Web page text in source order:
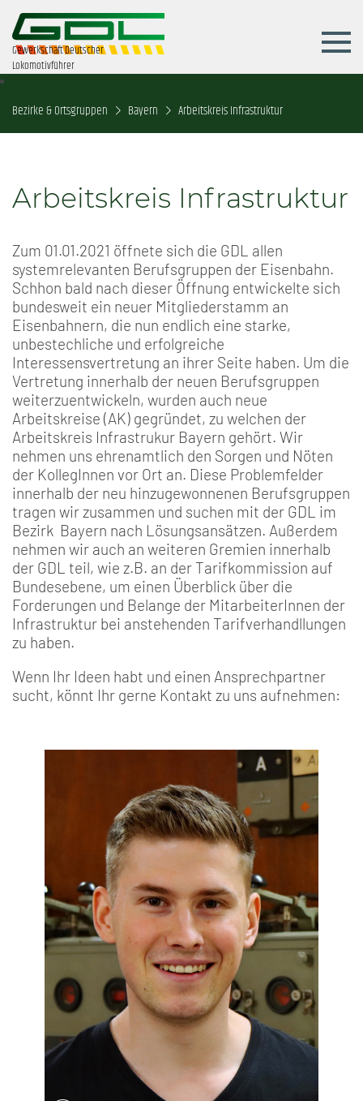
Gewerkschaft Deutscher
Lokomotivführer
Bezirke & Ortsgruppen Bayern Arbeitskreis Infrastruktur
Arbeitskreis Infrastruktur
Zum 01.01.2021 öffnete sich die GDL allen
systemrelevanten Berufsgruppen der Eisenbahn.
Schhon bald nach dieser Öffnung entwickelte sich
bundesweit ein neuer Mitgliederstamm an
Eisenbahnern, die nun endlich eine starke,
unbestechliche und erfolgreiche
Interessensvertretung an ihrer Seite haben. Um die
Vertretung innerhalb der neuen Berufsgruppen
weiterzuentwickeln, wurden auch neue
Arbeitskreise (AK) gegründet, zu welchen der
Arbeitskreis Infrastrukur Bayern gehört. Wir
nehmen uns ehrenamtlich den Sorgen und Nöten
der KollegInnen vor Ort an. Diese Problemfelder
innerhalb der neu hinzugewonnenen Berufsgruppen
tragen wir zusammen und suchen mit der GDL im
Bezirk Bayern nach Lösungsansätzen. Außerdem
nehmen wir auch an weiteren Gremien innerhalb
der GDL teil, wie z.B. an der Tarifkommission auf
Bundesebene, um einen Überblick über die
Forderungen und Belange der MitarbeiterInnen der
Infrastruktur bei anstehenden Tarifverhandllungen
zu haben.
Wenn Ihr Ideen habt und einen Ansprechpartner
sucht, könnt Ihr gerne Kontakt zu uns aufnehmen: